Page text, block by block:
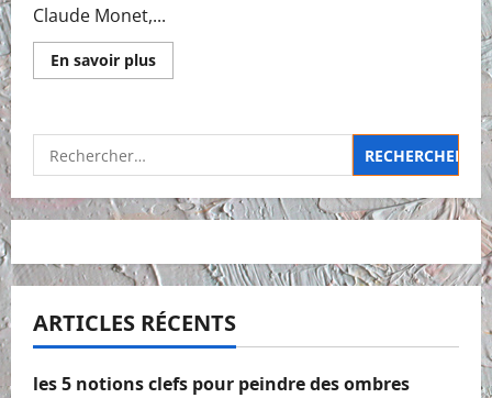
Claude Monet,...
En savoir plusEn
savoir
n°37
Le
pont
d’Argenteuil
Rechercher :
ARTICLES RÉCENTS
les 5 notions clefs pour peindre des ombres